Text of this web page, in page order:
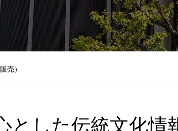
売）
とした伝統文化